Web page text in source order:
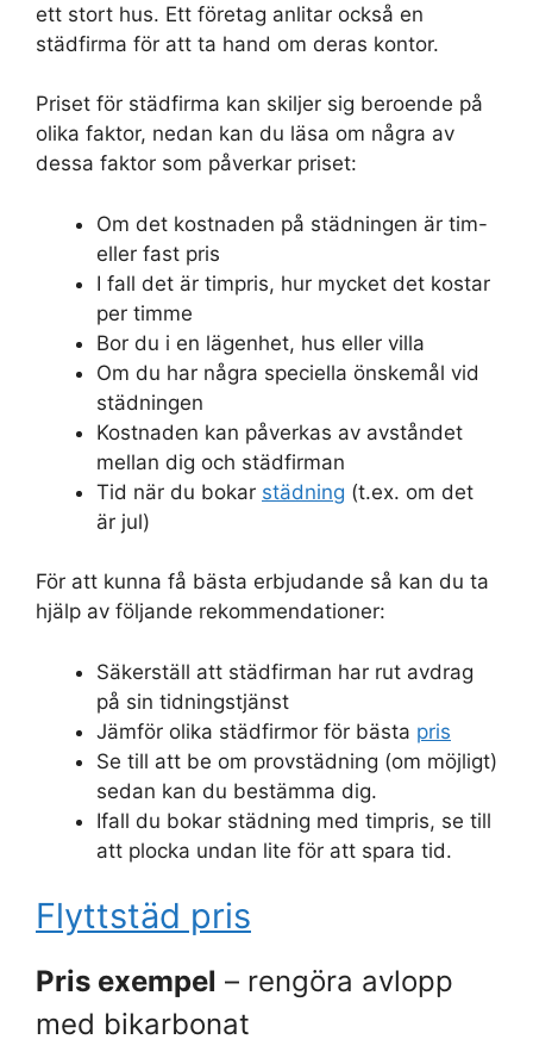
ett stort hus. Ett företag anlitar också en
städfirma för att ta hand om deras kontor.
Priset för städfirma kan skiljer sig beroende på
olika faktor, nedan kan du läsa om några av
dessa faktor som påverkar priset:
Om det kostnaden på städningen är tim-
eller fast pris
I fall det är timpris, hur mycket det kostar
per timme
Bor du i en lägenhet, hus eller villa
Om du har några speciella önskemål vid
städningen
Kostnaden kan påverkas av avståndet
mellan dig och städfirman
Tid när du bokar städning (t.ex. om det
är jul)
För att kunna få bästa erbjudande så kan du ta
hjälp av följande rekommendationer:
Säkerställ att städfirman har rut avdrag
på sin tidningstjänst
Jämför olika städfirmor för bästa pris
Se till att be om provstädning (om möjligt)
sedan kan du bestämma dig.
Ifall du bokar städning med timpris, se till
att plocka undan lite för att spara tid.
Flyttstäd pris
Pris exempel – rengöra avlopp
med bikarbonat